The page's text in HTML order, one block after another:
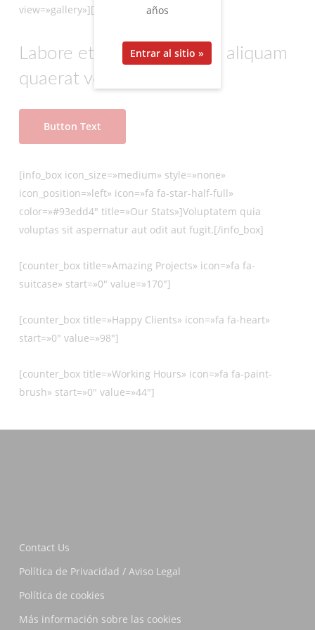
view=»gallery»][/portfolio_grid]
Labore et dolore magnam aliquam
quaerat voluptatem.
Button Text
[info_box icon_size=»medium» style=»none»
icon_position=»left» icon=»fa fa-star-half-full»
color=»#93edd4″ title=»Our Stats»]Voluptatem quia
voluptas sit aspernatur aut odit aut fugit.[/info_box]
[counter_box title=»Amazing Projects» icon=»fa fa-
suitcase» start=»0″ value=»170″]
[counter_box title=»Happy Clients» icon=»fa fa-heart»
start=»0″ value=»98″]
[counter_box title=»Working Hours» icon=»fa fa-paint-
brush» start=»0″ value=»44″]
Contact Us
Política de Privacidad / Aviso Legal
Política de cookies
Más información sobre las cookies
años